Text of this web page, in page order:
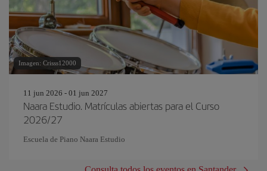
Imagen: Crisss12000
11 jun 2026 - 01 jun 2027
Naara Estudio. Matrículas abiertas para el Curso
2026/27
Escuela de Piano Naara Estudio